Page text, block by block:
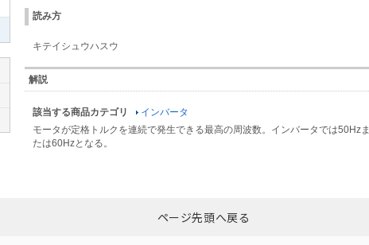
読み方
キテイシュウハスウ
解説
該当する商品カテゴリ
インバータ
モータが定格トルクを連続で発生できる最高の周波数。インバータでは50Hzま
たは60Hzとなる。
ページ先頭へ戻る